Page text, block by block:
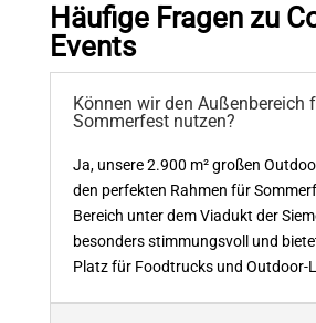
Häufige Fragen zu
Events
Können wir den Außenbereich
Sommerfest nutzen?
Ja, unsere 2.900 m² großen
den perfekten Rahmen für
Bereich unter dem Viadukt der
besonders stimmungsvoll und
Platz für Foodtrucks und Outdoor-